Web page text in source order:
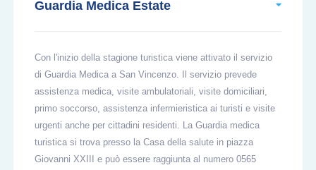
Guardia Medica Estate
Con l'inizio della stagione turistica viene attivato il servizio
di Guardia Medica a San Vincenzo. Il servizio prevede
assistenza medica, visite ambulatoriali, visite domiciliari,
primo soccorso, assistenza infermieristica ai turisti e visite
urgenti anche per cittadini residenti. La Guardia medica
turistica si trova presso la Casa della salute in piazza
Giovanni XXIII e può essere raggiunta al numero 0565